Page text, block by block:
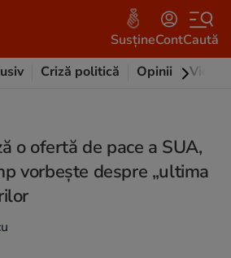
SusțineContCaută
Criză politică Opinii Video
o ofertă de pace a SUA,
vorbește despre „ultima